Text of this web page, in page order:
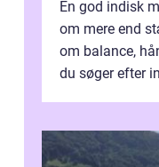
En god indisk
om mere end
om balance,
du søger efter